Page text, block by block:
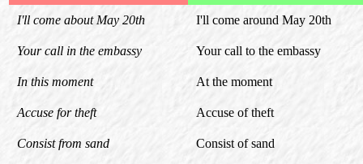
I'll come about May 20th I'll come around May 20th
Your call in the embassy Your call to the embassy
In this moment At the moment
Accuse for theft Accuse of theft
Consist from sand Consist of sand